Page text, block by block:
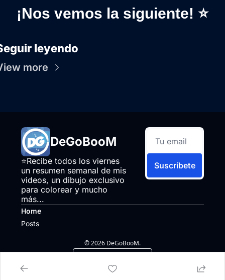
¡Nos vemos la siguiente! ⭐
leyendo
more
DeGoBooM
⭐Recibe todos los viernes
un resumen semanal de mis
videos, un dibujo exclusivo
para colorear y mucho
más...
Suscríbete
Home
Posts
© 2026 DeGoBooM.